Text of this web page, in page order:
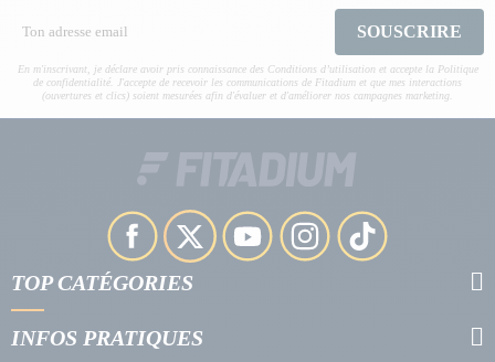
SOUSCRIRE
En m'inscrivant, je déclare avoir pris connaissance des Conditions d’utilisation et accepte la Politique
de confidentialité. J'accepte de recevoir les communications de Fitadium et que mes interactions
(ouvertures et clics) soient mesurées afin d'évaluer et d'améliorer nos campagnes marketing.
TOP CATÉGORIES
INFOS PRATIQUES